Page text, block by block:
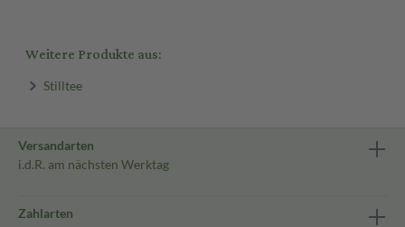
Weitere Produkte aus:
Stilltee
Versandarten
i.d.R. am nächsten Werktag
Zahlarten